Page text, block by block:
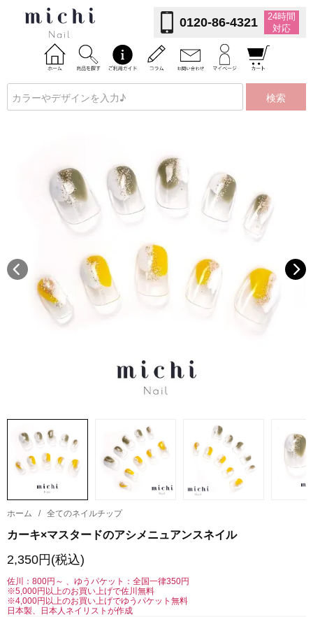
0120-86-4321
24時間
対応
検索
ホーム / 全てのネイルチップ
カーキ×マスタードのアシメニュアンスネイル
2,350円(税込)
佐川：800円～ 、ゆうパケット：全国一律350円
※5,000円以上のお買い上げで佐川無料
※4,000円以上のお買い上げでゆうパケット無料
日本製、日本人ネイリストが作成